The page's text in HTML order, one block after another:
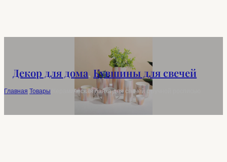
Декор для дома, Кувшины для свечей
Главная Товары Керамическая банка для свечей с ручной росписью